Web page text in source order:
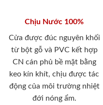
Chịu Nước 100%
Cửa được đúc nguyên khối
từ bột gỗ và PVC kết hợp
CN cán phủ bề mặt bằng
keo kín khít, chịu được tác
động của môi trường nhiệt
đới nóng ẩm.